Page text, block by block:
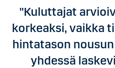
"Kuluttajat
korkeaksi, vaikka
hintatason
yhdessä